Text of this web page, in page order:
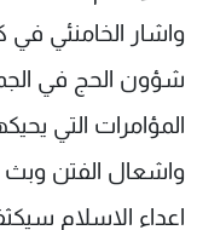
واشار الخامنئي في
شؤون الحج في
المؤامرات التي
واشعال الفتن
اعداء الاسلام